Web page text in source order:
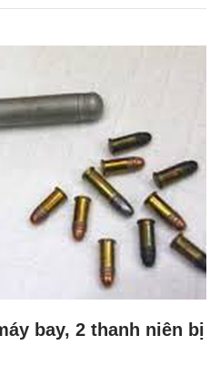
bay, 2 thanh niên bị